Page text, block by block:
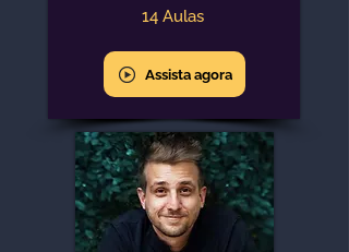
14 Aulas
Assista agora